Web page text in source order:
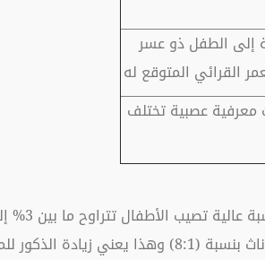
إلى الطفل ذو عسر
القرائي المتوقع له
معرفية عصبية تختلف
الديسكسيا.